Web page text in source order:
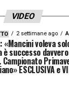
NOSTRE
VIDEO
2 settimane ago
voleva
è successo
Campionato
ESCLUSIVA e